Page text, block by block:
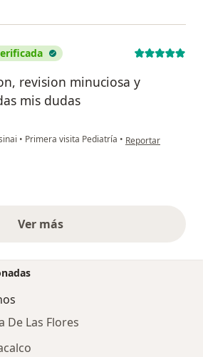
revision minuciosa y
mis dudas
• Primera visita Pediatría • en opinión del
Reportar
Ver másopiniones anteriores
De Las Flores